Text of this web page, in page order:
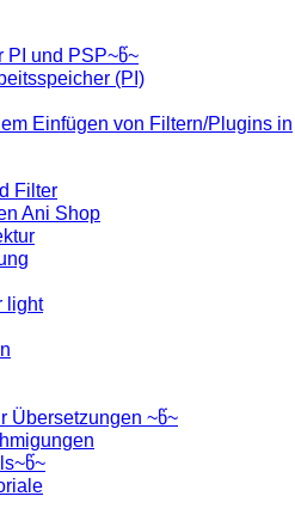
PI und PSP~წ~
(PI)
Einfügen von Filtern/Plugins in
Filter
Ani Shop
light
Übersetzungen ~წ~